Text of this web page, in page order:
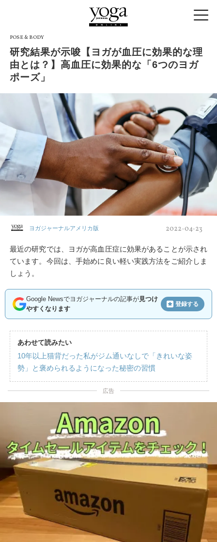
POSE & BODY
研究結果が示唆【ヨガが血圧に効果的な理
由とは？】高血圧に効果的な「6つのヨガ
ポーズ」
ヨガジャーナルアメリカ版 2022-04-23
最近の研究では、ヨガが高血圧症に効果があることが示され
ています。今回は、手始めに良い軽い実践方法をご紹介しま
しょう。
Google Newsでヨガジャーナルの記事が見つけ
やすくなります
登録する
あわせて読みたい
10年以上猫背だった私がジム通いなしで「きれいな姿
勢」と褒められるようになった秘密の習慣
広告